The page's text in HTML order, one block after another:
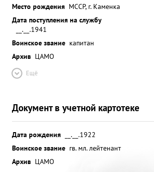
Место рождения МССР, г. Каменка
Дата поступления на службу
__.__.1941
Воинское звание капитан
Архив ЦАМО
Ещё
Документ в учетной картотеке
Дата рождения
__.__.1922
Воинское звание гв. мл. лейтенант
Архив ЦАМО